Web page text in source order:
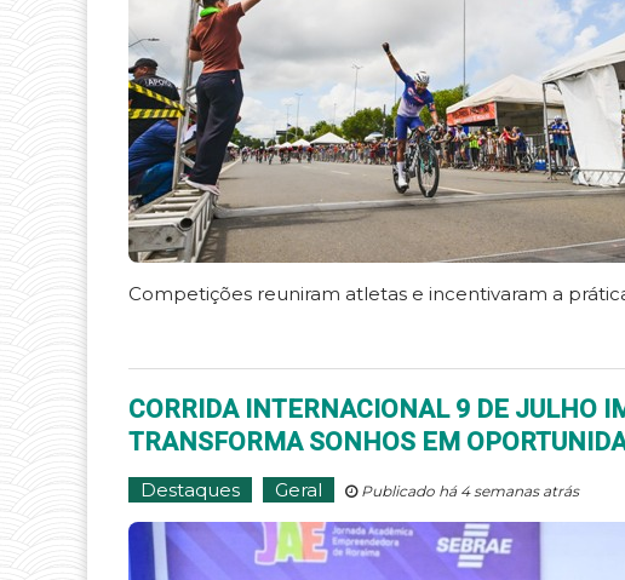
Competições reuniram atletas e incentivaram a
CORRIDA INTERNACIONAL 9 DE JULHO
TRANSFORMA SONHOS EM
Destaques Geral Publicado há 4 semanas atrás